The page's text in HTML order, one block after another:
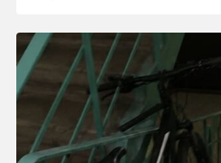
18:30 вчора